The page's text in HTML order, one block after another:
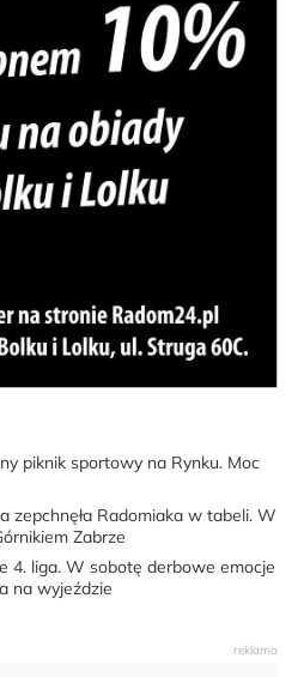
piknik sportowy na Rynku. Moc
zepchnęła Radomiaka w tabeli. W
Zabrze
4. liga. W sobotę derbowe emocje
na wyjeździe